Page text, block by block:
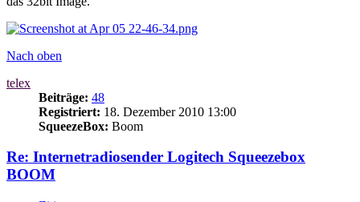
Nach oben
telex
Beiträge: 48
Registriert: 18. Dezember 2010 13:00
SqueezeBox: Boom
Re: Internetradiosender Logitech Squeezebox
BOOM